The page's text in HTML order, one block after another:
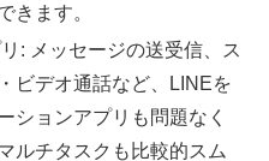
きます。
: メッセージの送受信、ス
ビデオ通話など、LINEを
ションアプリも問題なく
ルチタスクも比較的スム